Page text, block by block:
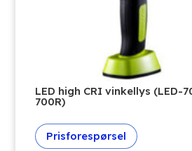
LED high CRI vinkellys (LED-
700R)
Prisforespørsel